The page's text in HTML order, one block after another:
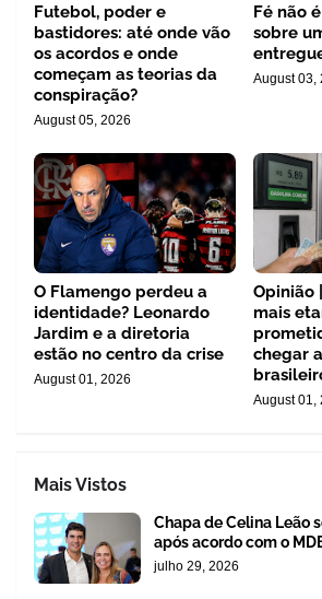
Futebol, poder e
bastidores: até onde vão
os acordos e onde
começam as teorias da
conspiração?
August 05, 2026
Fé não
sobre
August 03,
O Flamengo perdeu a
identidade? Leonardo
Jardim e a diretoria
estão no centro da crise
August 01, 2026
Opinião
mais
chegar
August 01,
Mais Vistos
Chapa de Celina Leão
após acordo com o
julho 29, 2026